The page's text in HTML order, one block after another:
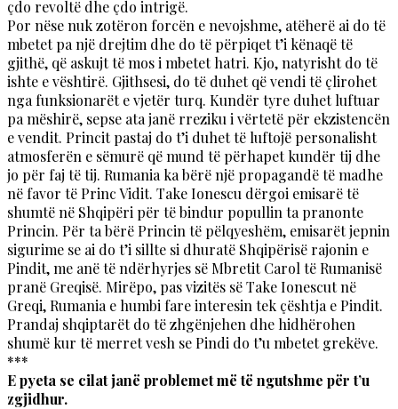
çdo revoltë dhe çdo intrigë.
Por nëse nuk zotëron forcën e nevojshme, atëherë ai do të
mbetet pa një drejtim dhe do të përpiqet t’i kënaqë të
gjithë, që askujt të mos i mbetet hatri. Kjo, natyrisht do të
ishte e vështirë. Gjithsesi, do të duhet që vendi të çlirohet
nga funksionarët e vjetër turq. Kundër tyre duhet luftuar
pa mëshirë, sepse ata janë rreziku i vërtetë për ekzistencën
e vendit. Princit pastaj do t’i duhet të luftojë personalisht
atmosferën e sëmurë që mund të përhapet kundër tij dhe
jo për faj të tij. Rumania ka bërë një propagandë të madhe
në favor të Princ Vidit. Take Ionescu dërgoi emisarë të
shumtë në Shqipëri për të bindur popullin ta pranonte
Princin. Për ta bërë Princin të pëlqyeshëm, emisarët jepnin
sigurime se ai do t’i sillte si dhuratë Shqipërisë rajonin e
Pindit, me anë të ndërhyrjes së Mbretit Carol të Rumanisë
pranë Greqisë. Mirëpo, pas vizitës së Take Ionescut në
Greqi, Rumania e humbi fare interesin tek çështja e Pindit.
Prandaj shqiptarët do të zhgënjehen dhe hidhërohen
shumë kur të merret vesh se Pindi do t’u mbetet grekëve.
***
E pyeta se cilat janë problemet më të ngutshme për t’u
zgjidhur.